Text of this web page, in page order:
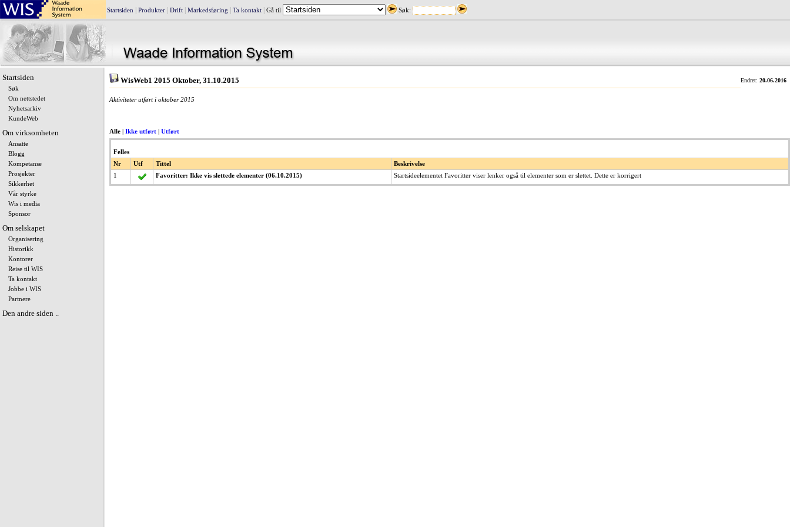
Startsiden Produkter Drift Markedsføring Ta kontakt Gå til Søk:
Startsiden
Søk
Om nettstedet
Nyhetsarkiv
KundeWeb
Om virksomheten
Ansatte
Blogg
Kompetanse
Prosjekter
Sikkerhet
Vår styrke
Wis i media
Sponsor
Om selskapet
Organisering
Historikk
Kontorer
Reise til WIS
Ta kontakt
Jobbe i WIS
Partnere
Den andre siden ..
WisWeb1 2015 Oktober, 31.10.2015 Endret: 20.06.2016
Aktiviteter utført i oktober 2015
Alle Ikke utført Utført
Felles
Nr
Utf Tittel
Beskrivelse
1
Favoritter: Ikke vis slettede elementer (06.10.2015) Startsideelementet Favoritter viser lenker også til elementer som er slettet. Dette er korrigert